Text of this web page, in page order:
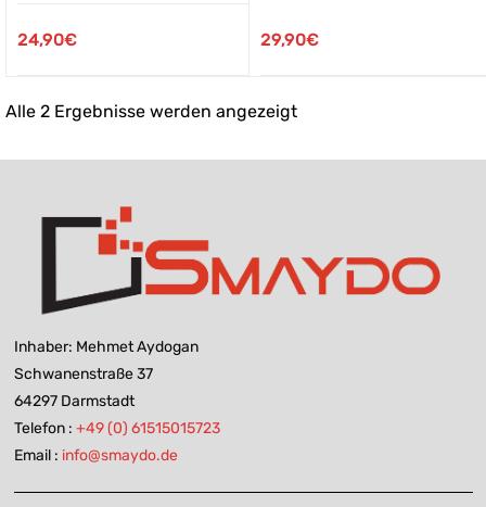
24,90€ 29,90€
Alle 2 Ergebnisse werden angezeigt
Inhaber: Mehmet Aydogan
Schwanenstraße 37
64297 Darmstadt
Telefon : +49 (0) 61515015723
Email : info@smaydo.de